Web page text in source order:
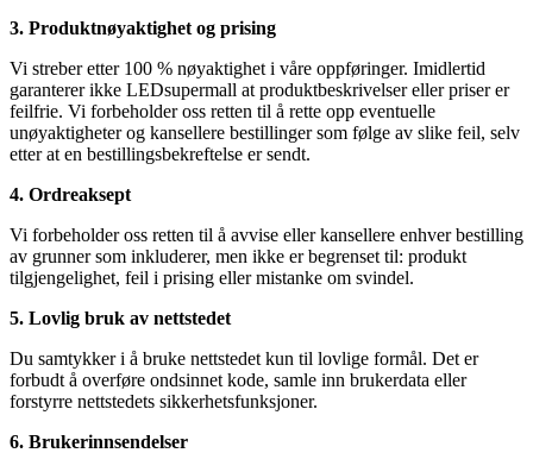
3. Produktnøyaktighet og prising
Vi streber etter 100 % nøyaktighet i våre oppføringer. Imidlertid
garanterer ikke LEDsupermall at produktbeskrivelser eller priser er
feilfrie. Vi forbeholder oss retten til å rette opp eventuelle
unøyaktigheter og kansellere bestillinger som følge av slike feil, selv
etter at en bestillingsbekreftelse er sendt.
4. Ordreaksept
Vi forbeholder oss retten til å avvise eller kansellere enhver bestilling
av grunner som inkluderer, men ikke er begrenset til: produkt
tilgjengelighet, feil i prising eller mistanke om svindel.
5. Lovlig bruk av nettstedet
Du samtykker i å bruke nettstedet kun til lovlige formål. Det er
forbudt å overføre ondsinnet kode, samle inn brukerdata eller
forstyrre nettstedets sikkerhetsfunksjoner.
6. Brukerinnsendelser